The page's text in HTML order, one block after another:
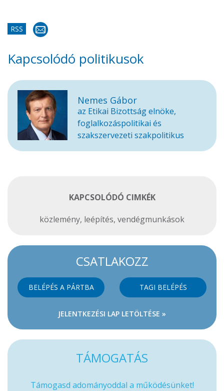
RSS
Kapcsolódó politikusok
Nemes Gábor
az Etikai Bizottság elnöke,
foglalkozáspolitikai és
szakszervezeti szakpolitikus
KAPCSOLÓDÓ CIMKÉK
közlemény, leépítés, vendégmunkások
CSATLAKOZZ
BELÉPÉS A PÁRTBA TAGI BELÉPÉS
JELENTKEZÉSI LAP LETÖLTÉSE »
TÁMOGATÁS
Támogasd adományoddal a működésünket!